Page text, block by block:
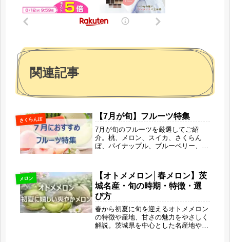
関連記事
さくらんぼ 【7月が旬】フルーツ特集
7月が旬のフルーツを厳選してご紹
介。桃、メロン、スイカ、さくらん
ぼ、パイナップル、ブルーベリー、ぶ
りやすく解説します。夏ならではの甘
くみずみずしい果物を楽しみたい方
や、お取り寄せ・ギフト選びにも役立
つ「旬果びより」の特集記事です。
メロン
【オトメメロン│春メロン】茨
城名産・旬の時期・特徴・選
び方
春から初夏に旬を迎えるオトメメロン
の特徴や産地、甘さの魅力をやさしく
解説。茨城県を中心とした名産地や他